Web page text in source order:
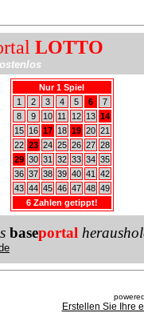
LOTTO
Nur 1 Spiel
1
2 3 4 5 6
7
8
9 10 11 12 13 14
15
16 17 18 19 20 21
22 23 24 25 26 27 28
29 30 31 32 33 34 35
36 37 38 39 40 41
42
43 44 45 46 47 48 49
6 Zahlen getippt!
baseportal
Erstellen Sie Ihre